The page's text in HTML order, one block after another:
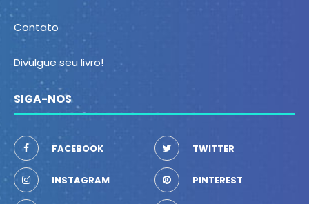
Contato
Divulgue seu livro!
SIGA-NOS
FACEBOOK TWITTER
INSTAGRAM PINTEREST